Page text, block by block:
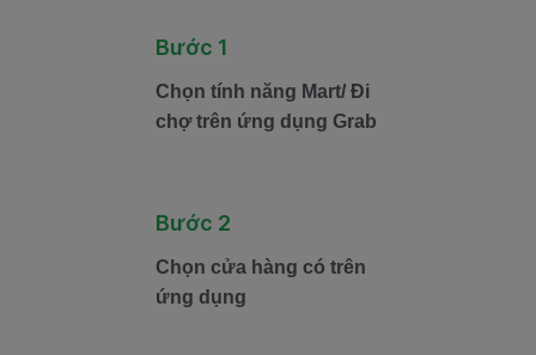
Bước 1
Chọn tính năng Mart/ Đi
chợ trên ứng dụng Grab
Bước 2
Chọn cửa hàng có trên
ứng dụng